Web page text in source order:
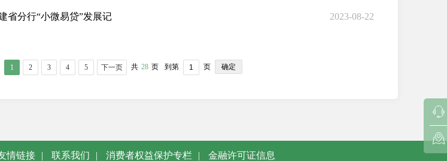
2023-08-22
分行“小微易贷”发展记
1 2 3 4 5 下一页 共 28 页 到第 页 确定
情链接 | 联系我们 | 消费者权益保护专栏 | 金融许可证信息